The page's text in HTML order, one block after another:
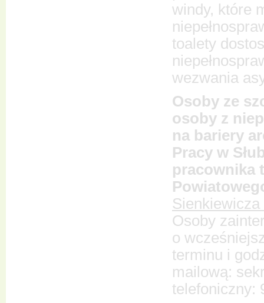
windy, które
toalety
wezwania
Osoby ze
osoby z
na bariery
Pracy w
pracownika
Sienkiewicza
Osoby
o
terminu i
mailową:
telefoniczny: